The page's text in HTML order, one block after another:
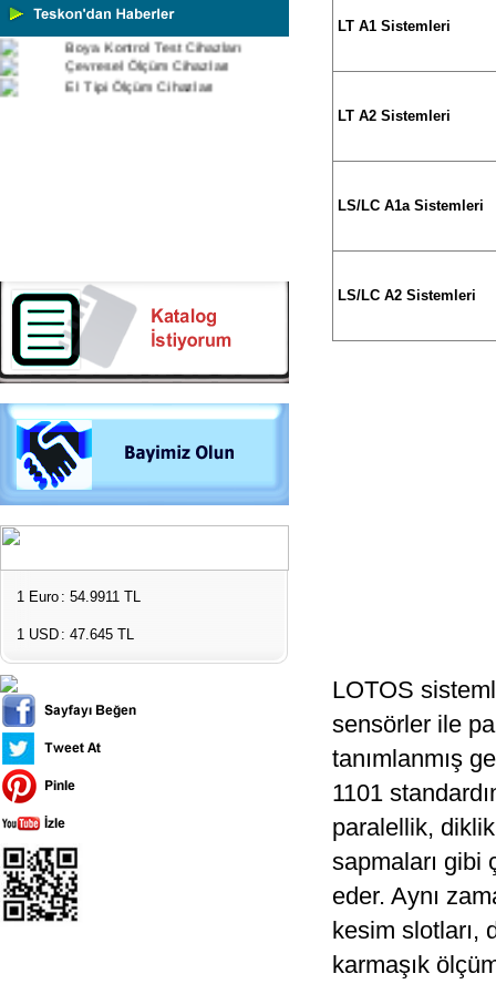
Boya Kontrol Test Cihazları
El Tipi Ölçüm Cihazları
1 Euro : 54.9911 TL
1 USD : 47.645 TL
LT A1 Sistemleri
LT A2 Sistemleri
LS/LC A1a Sistemleri
LS/LC A2 Sistemleri
LOTOS
sensörler ile
tanımlanmış
1101
paralellik,
sapmaları gibi
eder. Aynı
kesim slotları,
karmaşık